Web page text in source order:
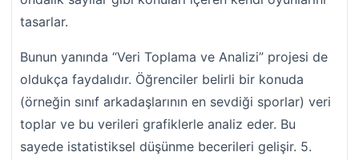
tasarlar.
Bunun yanında “Veri Toplama ve Analizi” projesi de
oldukça faydalıdır. Öğrenciler belirli bir konuda
(örneğin sınıf arkadaşlarının en sevdiği sporlar) veri
toplar ve bu verileri grafiklerle analiz eder. Bu
sayede istatistiksel düşünme becerileri gelişir. 5.